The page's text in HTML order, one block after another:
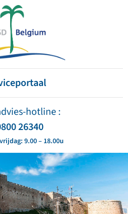
hotline :
26340
9.00 – 18.00u